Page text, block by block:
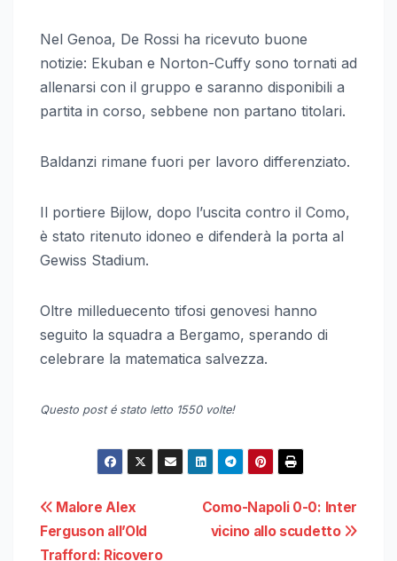
Nel Genoa, De Rossi ha ricevuto buone
notizie: Ekuban e Norton-Cuffy sono tornati ad
allenarsi con il gruppo e saranno disponibili a
partita in corso, sebbene non partano titolari.
Baldanzi rimane fuori per lavoro differenziato.
Il portiere Bijlow, dopo l’uscita contro il Como,
è stato ritenuto idoneo e difenderà la porta al
Gewiss Stadium.
Oltre milleduecento tifosi genovesi hanno
seguito la squadra a Bergamo, sperando di
celebrare la matematica salvezza.
Questo post é stato letto 1550 volte!
Navigazione
articoli
Como-Napoli 0-0: Inter
vicino allo scudetto
Malore Alex
Ferguson all’Old
Trafford: Ricovero